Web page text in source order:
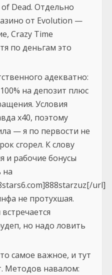
Dead. Отдельно
от Evolution —
Crazy Time
по деньгам это
адекватно:
на депозит плюс
Условия
х40, поэтому
— я по первости не
сгорел. К слову
и рабочие бонусы
на
url]
не протухшая.
но надо ловить
самое важное, и тут
Методов навалом: